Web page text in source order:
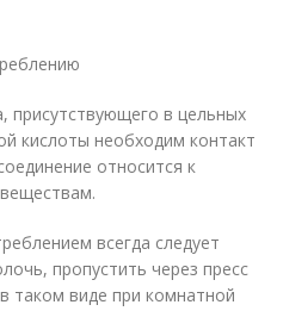
присутствующего в цельных
кислоты необходим контакт
относится к
всегда следует
пропустить через пресс
таком виде при комнатной